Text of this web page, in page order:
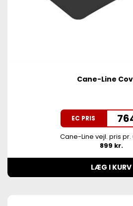
Cane-Line
EC PRIS
Cane-Line vejl. pris pr.
899 kr.
LÆG I KURV